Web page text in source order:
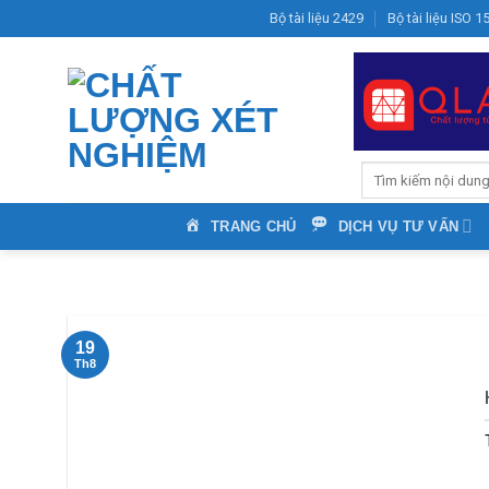
qua
Bộ tài liệu 2429 Bộ tài liệu ISO
TRANG CHỦ DỊCH VỤ TƯ VẤN
19
Th8